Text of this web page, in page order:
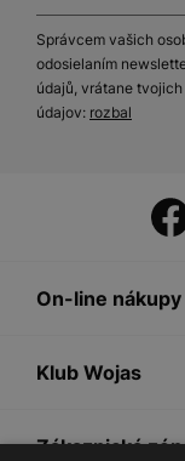
Správcem vašich
odosielaním
údajů, vrátane
údajov: rozbal
On-line nákupy
Klub Wojas
Zákaznická